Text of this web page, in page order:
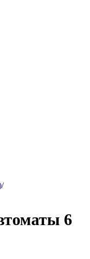
/
6